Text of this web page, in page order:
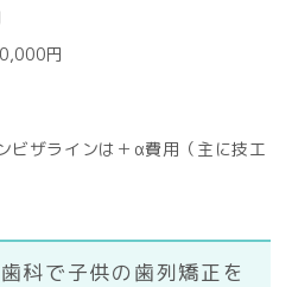
円
ビザラインは＋α費用（主に技工
科で子供の歯列矯正を